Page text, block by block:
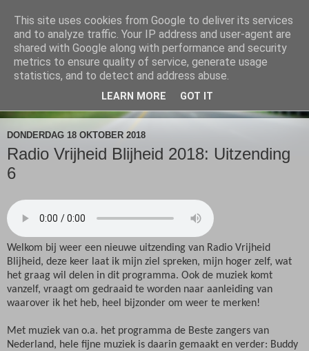
Radio Vrijheid Blijheid
Spiritualiteit & Muziek
DONDERDAG 18 OKTOBER 2018
Radio Vrijheid Blijheid 2018: Uitzending
6
Welkom bij weer een nieuwe uitzending van Radio Vrijheid
Blijheid, deze keer laat ik mijn ziel spreken, mijn hoger zelf, wat
het graag wil delen in dit programma. Ook de muziek komt
vanzelf, vraagt om gedraaid te worden naar aanleiding van
waarover ik het heb, heel bijzonder om weer te merken!
Met muziek van o.a. het programma de Beste zangers van
Nederland, hele fijne muziek is daarin gemaakt en verder: Buddy
This site uses cookies from Google to deliver its services
and to analyze traffic. Your IP address and user-agent are
shared with Google along with performance and security
metrics to ensure quality of service, generate usage
statistics, and to detect and address abuse.
LEARN MORE GOT IT